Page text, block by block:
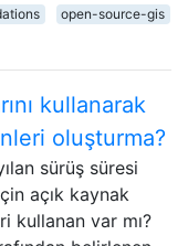
open-source-gis
kullanarak
oluşturma?
sürüş süresi
açık kaynak
kullanan var mı?